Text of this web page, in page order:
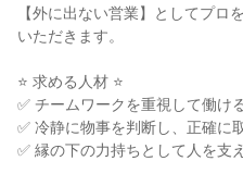
【外に出ない営業】としてプロ
いただきます。
⭐ 求める人材 ⭐
✅ チームワークを重視して働け
✅ 冷静に物事を判断し、正確に
✅ 縁の下の力持ちとして人を支